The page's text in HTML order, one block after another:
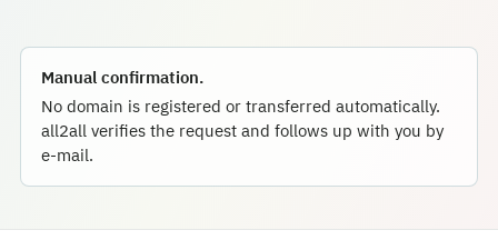
Manual confirmation.
No domain is registered or transferred automatically.
all2all verifies the request and follows up with you by
e-mail.